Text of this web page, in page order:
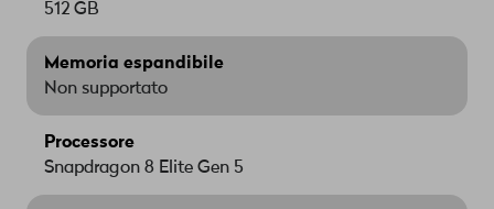
512 GB
Memoria espandibile
Non supportato
Processore
Snapdragon 8 Elite Gen 5